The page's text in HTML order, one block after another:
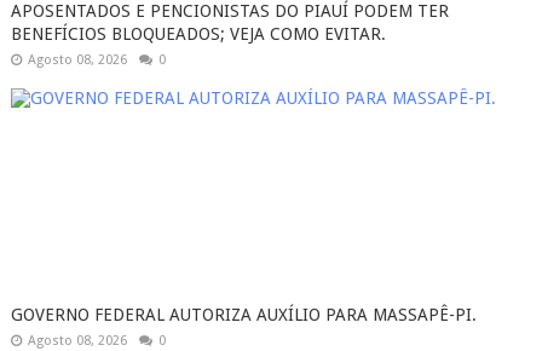
APOSENTADOS E PENCIONISTAS DO PIAUÍ PODEM TER
BENEFÍCIOS BLOQUEADOS; VEJA COMO EVITAR.
Agosto 08, 2026 0
GOVERNO FEDERAL AUTORIZA AUXÍLIO PARA MASSAPÊ-PI.
Agosto 08, 2026 0